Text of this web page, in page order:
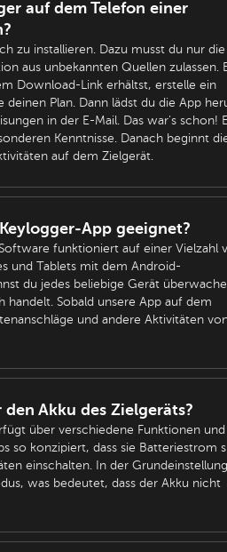
auf dem Telefon einer
zu installieren. Dazu musst du nur die
aus unbekannten Quellen zulassen.
Download-Link erhältst, erstelle ein
Plan. Dann lädst du die App
in der E-Mail. Das war's schon!
Kenntnisse. Danach beginnt
auf dem Zielgerät.
App geeignet?
funktioniert auf einer Vielzahl
und Tablets mit dem Android-
du jedes beliebige Gerät
Sobald unsere App auf dem
und andere Aktivitäten
Akku des Zielgeräts?
über verschiedene Funktionen und
so konzipiert, dass sie Batteriestrom
einschalten. In der Grundeinstellung
was bedeutet, dass der Akku nicht